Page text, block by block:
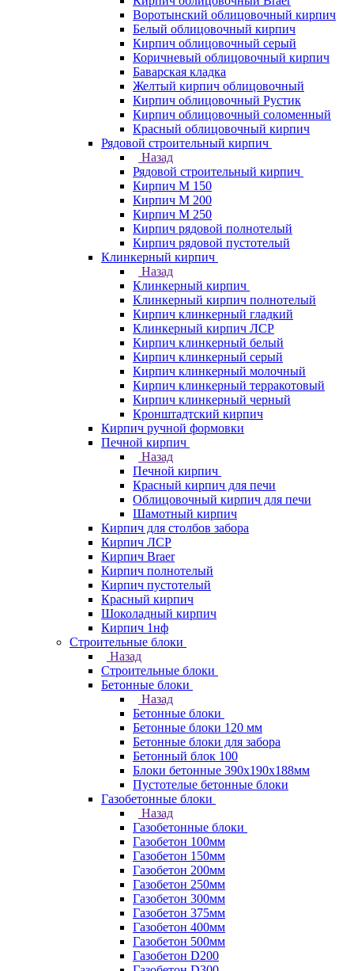
Воротынский облицовочный кирпич
Белый облицовочный кирпич
Кирпич облицовочный серый
Коричневый облицовочный кирпич
Баварская кладка
Желтый кирпич облицовочный
Кирпич облицовочный Рустик
Кирпич облицовочный соломенный
Красный облицовочный кирпич
Рядовой строительный кирпич
Назад
Рядовой строительный кирпич
Кирпич М 150
Кирпич М 200
Кирпич М 250
Кирпич рядовой полнотелый
Кирпич рядовой пустотелый
Клинкерный кирпич
Назад
Клинкерный кирпич
Клинкерный кирпич полнотелый
Кирпич клинкерный гладкий
Клинкерный кирпич ЛСР
Кирпич клинкерный белый
Кирпич клинкерный серый
Кирпич клинкерный молочный
Кирпич клинкерный терракотовый
Кирпич клинкерный черный
Кронштадтский кирпич
Кирпич ручной формовки
Печной кирпич
Назад
Печной кирпич
Красный кирпич для печи
Облицовочный кирпич для печи
Шамотный кирпич
Кирпич для столбов забора
Кирпич ЛСР
Кирпич Braer
Кирпич полнотелый
Кирпич пустотелый
Красный кирпич
Шоколадный кирпич
Кирпич 1нф
Строительные блоки
Назад
Строительные блоки
Бетонные блоки
Назад
Бетонные блоки
Бетонные блоки 120 мм
Бетонные блоки для забора
Бетонный блок 100
Блоки бетонные 390х190х188мм
Пустотелые бетонные блоки
Газобетонные блоки
Назад
Газобетонные блоки
Газобетон 100мм
Газобетон 150мм
Газобетон 200мм
Газобетон 250мм
Газобетон 300мм
Газобетон 375мм
Газобетон 400мм
Газобетон 500мм
Газобетон D200